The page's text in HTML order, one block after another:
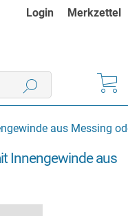
Login Merkzettel
aus Messing
Innengewinde aus